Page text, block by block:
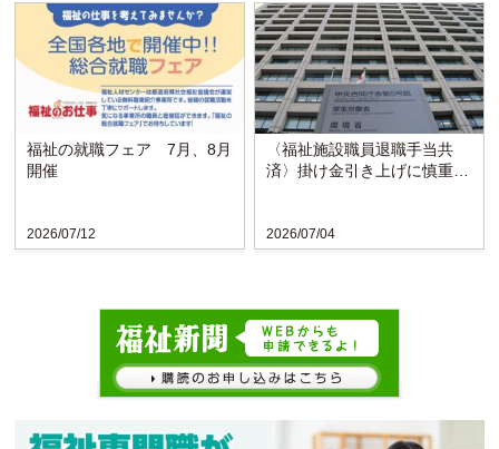
2026/07/12
福祉の就職フェア 7月、8月
開催
2026/07/04
〈福祉施設職員退職手当共
済〉掛け金引き上げに慎重な